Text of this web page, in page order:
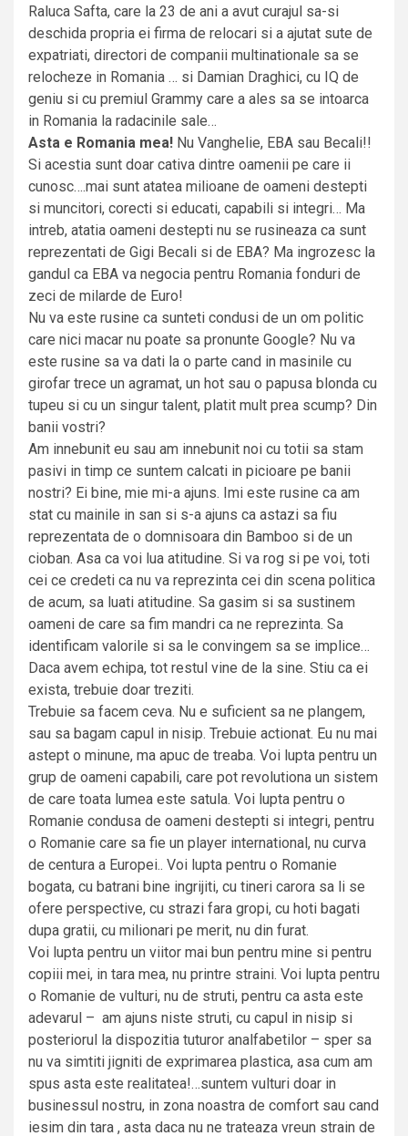
Raluca Safta, care la 23 de ani a avut curajul sa-si
deschida propria ei firma de relocari si a ajutat sute de
expatriati, directori de companii multinationale sa se
relocheze in Romania … si Damian Draghici, cu IQ de
geniu si cu premiul Grammy care a ales sa se intoarca
in Romania la radacinile sale…
Asta e Romania mea! Nu Vanghelie, EBA sau Becali!!
Si acestia sunt doar cativa dintre oamenii pe care ii
cunosc….mai sunt atatea milioane de oameni destepti
si muncitori, corecti si educati, capabili si integri… Ma
intreb, atatia oameni destepti nu se rusineaza ca sunt
reprezentati de Gigi Becali si de EBA? Ma ingrozesc la
gandul ca EBA va negocia pentru Romania fonduri de
zeci de milarde de Euro!
Nu va este rusine ca sunteti condusi de un om politic
care nici macar nu poate sa pronunte Google? Nu va
este rusine sa va dati la o parte cand in masinile cu
girofar trece un agramat, un hot sau o papusa blonda cu
tupeu si cu un singur talent, platit mult prea scump? Din
banii vostri?
Am innebunit eu sau am innebunit noi cu totii sa stam
pasivi in timp ce suntem calcati in picioare pe banii
nostri? Ei bine, mie mi-a ajuns. Imi este rusine ca am
stat cu mainile in san si s-a ajuns ca astazi sa fiu
reprezentata de o domnisoara din Bamboo si de un
cioban. Asa ca voi lua atitudine. Si va rog si pe voi, toti
cei ce credeti ca nu va reprezinta cei din scena politica
de acum, sa luati atitudine. Sa gasim si sa sustinem
oameni de care sa fim mandri ca ne reprezinta. Sa
identificam valorile si sa le convingem sa se implice…
Daca avem echipa, tot restul vine de la sine. Stiu ca ei
exista, trebuie doar treziti.
Trebuie sa facem ceva. Nu e suficient sa ne plangem,
sau sa bagam capul in nisip. Trebuie actionat. Eu nu mai
astept o minune, ma apuc de treaba. Voi lupta pentru un
grup de oameni capabili, care pot revolutiona un sistem
de care toata lumea este satula. Voi lupta pentru o
Romanie condusa de oameni destepti si integri, pentru
o Romanie care sa fie un player international, nu curva
de centura a Europei.. Voi lupta pentru o Romanie
bogata, cu batrani bine ingrijiti, cu tineri carora sa li se
ofere perspective, cu strazi fara gropi, cu hoti bagati
dupa gratii, cu milionari pe merit, nu din furat.
Voi lupta pentru un viitor mai bun pentru mine si pentru
copiii mei, in tara mea, nu printre straini. Voi lupta pentru
o Romanie de vulturi, nu de struti, pentru ca asta este
adevarul – am ajuns niste struti, cu capul in nisip si
posteriorul la dispozitia tuturor analfabetilor – sper sa
nu va simtiti jigniti de exprimarea plastica, asa cum am
spus asta este realitatea!…suntem vulturi doar in
businessul nostru, in zona noastra de comfort sau cand
iesim din tara , asta daca nu ne trateaza vreun strain de